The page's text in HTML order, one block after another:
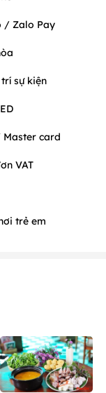
/ Zalo Pay
sự kiện
card
VAT
trẻ em